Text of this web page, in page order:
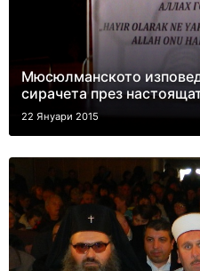
Мюсюлманското
сирачета през
22 Януари 2015